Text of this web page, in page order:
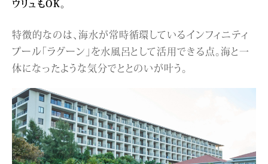
ウリュもOK。
特徴的なのは、海水が常時循環しているインフィニティ
プール「ラグーン」を水風呂として活用できる点。海と一
体になったような気分でととのいが叶う。